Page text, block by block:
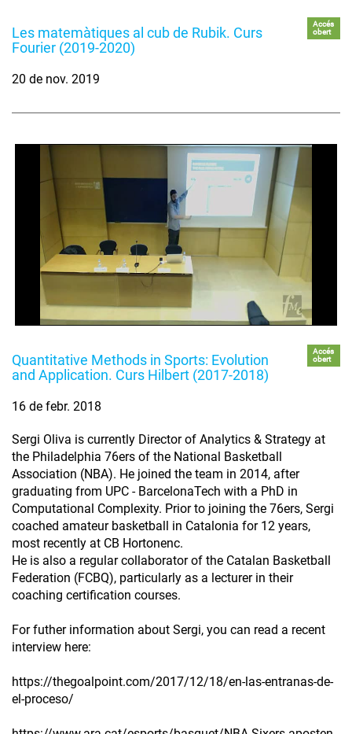
Les matemàtiques al cub de Rubik. Curs
Fourier (2019-2020)
Accés
obert
20 de nov. 2019
Quantitative Methods in Sports: Evolution
and Application. Curs Hilbert (2017-2018)
Accés
obert
16 de febr. 2018
Sergi Oliva is currently Director of Analytics & Strategy at
the Philadelphia 76ers of the National Basketball
Association (NBA). He joined the team in 2014, after
graduating from UPC - BarcelonaTech with a PhD in
Computational Complexity. Prior to joining the 76ers, Sergi
coached amateur basketball in Catalonia for 12 years,
most recently at CB Hortonenc.
He is also a regular collaborator of the Catalan Basketball
Federation (FCBQ), particularly as a lecturer in their
coaching certification courses.
For futher information about Sergi, you can read a recent
interview here:
https://thegoalpoint.com/2017/12/18/en-las-entranas-de-
el-proceso/